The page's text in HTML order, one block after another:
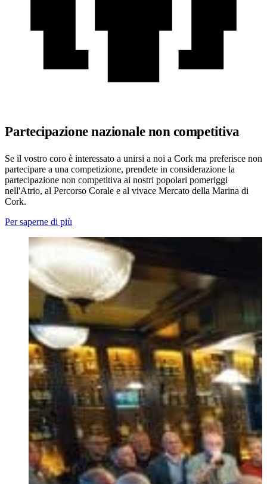
Partecipazione nazionale non competitiva
Se il vostro coro è interessato a unirsi a noi a Cork ma preferisce non
partecipare a una competizione, prendete in considerazione la
partecipazione non competitiva ai nostri popolari pomeriggi
nell'Atrio, al Percorso Corale e al vivace Mercato della Marina di
Cork.
Per saperne di più